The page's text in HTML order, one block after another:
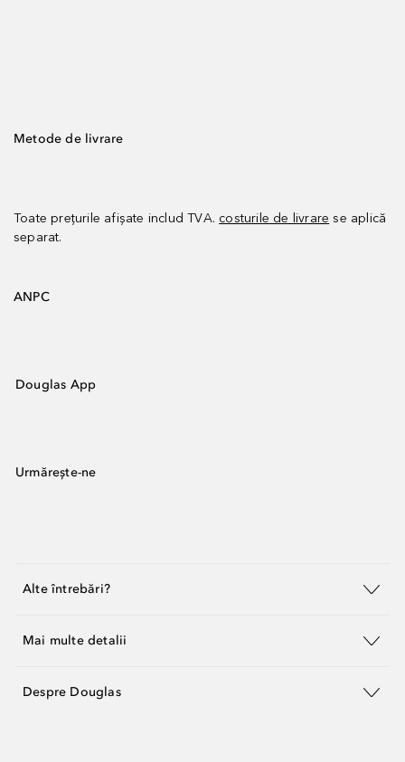
Metode de livrare
Toate prețurile afișate includ TVA. costurile de livrare se aplică
separat.
ANPC
Douglas App
Urmărește-ne
Alte întrebări?
Mai multe detalii
Despre Douglas